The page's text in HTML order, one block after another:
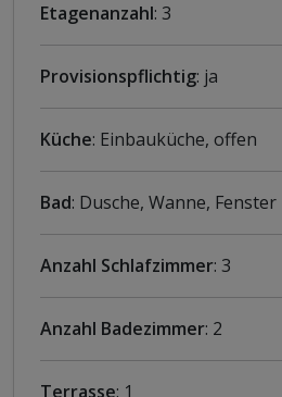
Etagenanzahl: 3
Provisionspflichtig: ja
Küche: Einbauküche, offen
Bad: Dusche, Wanne, Fenster
Anzahl Schlafzimmer: 3
Anzahl Badezimmer: 2
Terrasse: 1